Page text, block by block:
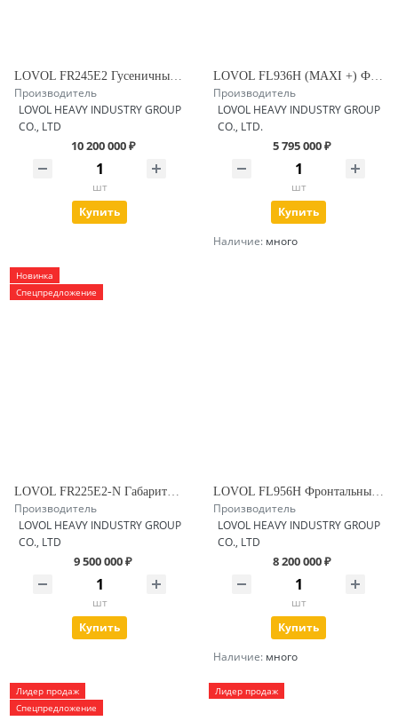
LOVOL FR245E2 Гусеничный экскаватор
Производитель
LOVOL HEAVY INDUSTRY GROUP
CO., LTD
10 200 000 ₽
шт
Купить
LOVOL FL936H (MAXI +) Фронтальный погрузчик с заводским челюстным ковшом и гидравлическим быстросъемом
Производитель
LOVOL HEAVY INDUSTRY GROUP
CO., LTD.
5 795 000 ₽
шт
Купить
Наличие: много
Новинка
Спецпредложение
LOVOL FR225E2-N Габаритный Экскаватор
Производитель
LOVOL HEAVY INDUSTRY GROUP
CO., LTD
9 500 000 ₽
шт
Купить
LOVOL FL956H Фронтальный погрузчик
Производитель
LOVOL HEAVY INDUSTRY GROUP
CO., LTD
8 200 000 ₽
шт
Купить
Наличие: много
Лидер продаж
Спецпредложение
Лидер продаж